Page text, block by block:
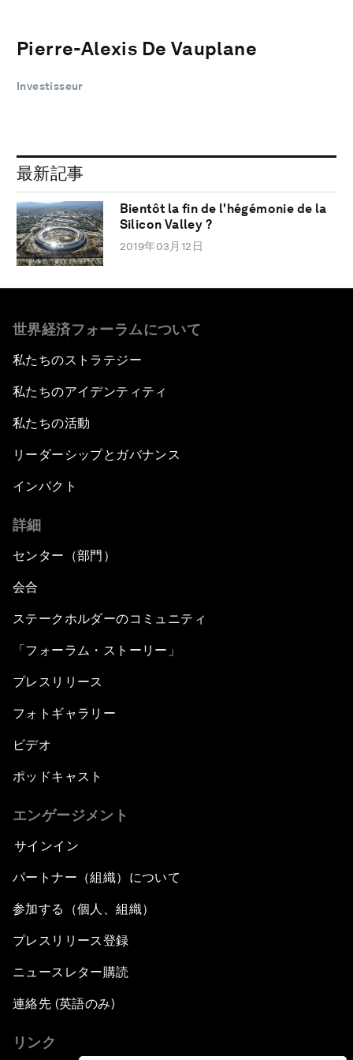
Pierre-Alexis De Vauplane
Investisseur
最新記事
Bientôt la fin de l'hégémonie de la
Silicon Valley ?
2019年03月12日
世界経済フォーラムについて
私たちのストラテジー
私たちのアイデンティティ
私たちの活動
リーダーシップとガバナンス
インパクト
詳細
センター（部門）
会合
ステークホルダーのコミュニティ
「フォーラム・ストーリー」
プレスリリース
フォトギャラリー
ビデオ
ポッドキャスト
エンゲージメント
サインイン
パートナー（組織）について
参加する（個人、組織）
プレスリリース登録
ニュースレター購読
連絡先 (英語のみ)
リンク